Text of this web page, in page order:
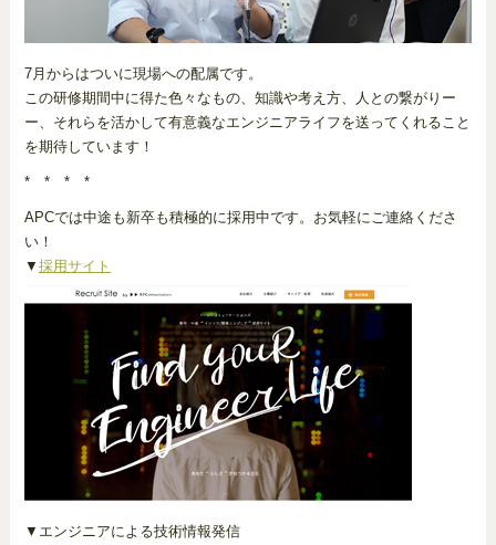
7月からはついに現場への配属です。
この研修期間中に得た色々なもの、知識や考え方、人との繋がりー
ー、それらを活かして有意義なエンジニアライフを送ってくれること
を期待しています！
* * * *
APCでは中途も新卒も積極的に採用中です。お気軽にご連絡くださ
い！
▼ 採用サイト
▼エンジニアによる技術情報発信